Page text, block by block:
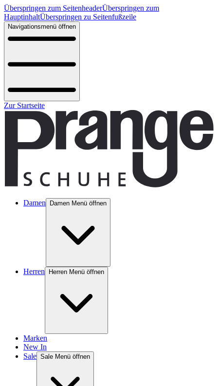
Überspringen zum SeitenheaderÜberspringen zum
HauptinhaltÜberspringen zu Seitenfußzeile
Navigationsmenü öffnen
Zur Startseite
Damen Damen Menü öffnen
Herren Herren Menü öffnen
Marken
New In
Sale Sale Menü öffnen